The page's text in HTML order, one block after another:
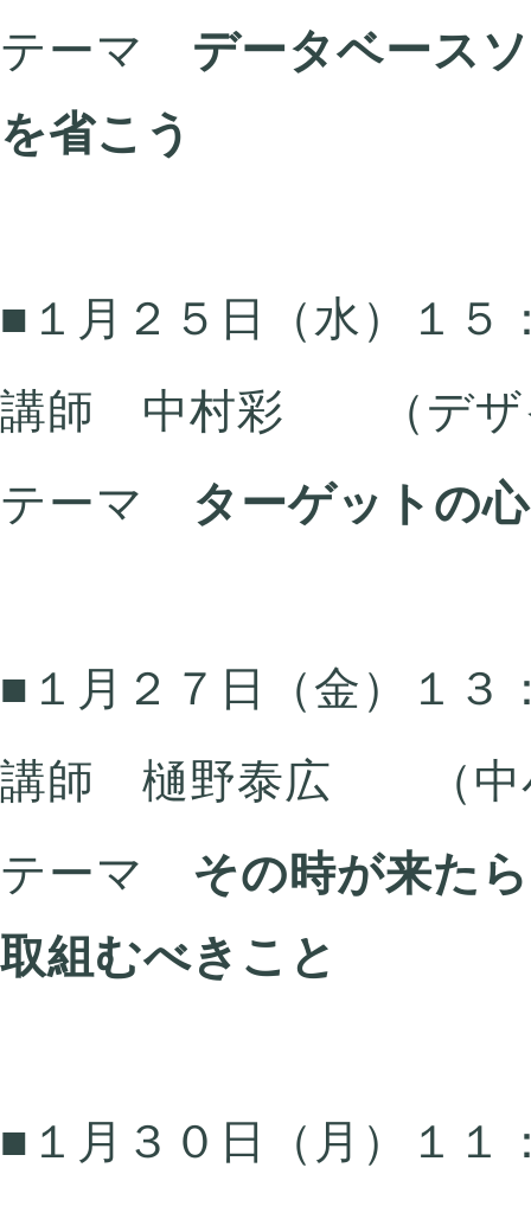
テーマ データベース
を省こう
■１月２５日（水）１５
講師 中村彩 （デザ
テーマ ターゲットの
■１月２７日（金）１３
講師 樋野泰広 （中
テーマ その時が来た
取組むべきこと
■１月３０日（月）１１